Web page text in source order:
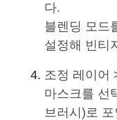
다.
블렌딩 모드
설정해 빈티
조정 레이어
마스크를 선
브러시)로